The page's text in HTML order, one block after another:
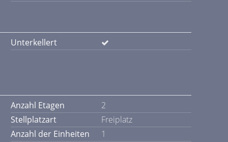
Unterkellert
Anzahl Etagen
2
Stellplatzart
Freiplatz
Anzahl der Einheiten
1